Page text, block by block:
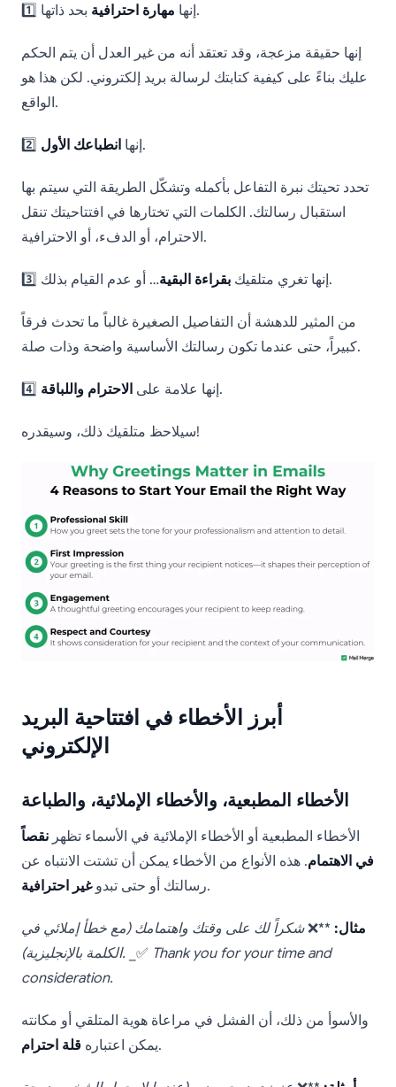
1️⃣ إنها مهارة احترافية بحد ذاتها.
إنها حقيقة مزعجة، وقد تعتقد أنه من غير العدل أن يتم الحكم
عليك بناءً على كيفية كتابتك لرسالة بريد إلكتروني. لكن هذا هو
الواقع.
2️⃣ إنها انطباعك الأول .
تحدد تحيتك نبرة التفاعل بأكمله وتشكّل الطريقة التي سيتم بها
استقبال رسالتك. الكلمات التي تختارها في افتتاحيتك تنقل
الاحترام، أو الدفء، أو الاحترافية.
3️⃣ إنها تغري متلقيك بقراءة البقية … أو عدم القيام بذلك.
من المثير للدهشة أن التفاصيل الصغيرة غالباً ما تحدث فرقاً
كبيراً، حتى عندما تكون رسالتك الأساسية واضحة وذات صلة.
4️⃣ إنها علامة على الاحترام واللباقة .
سيلاحظ متلقيك ذلك، وسيقدره!
أبرز الأخطاء في افتتاحية البريد
الإلكتروني
الأخطاء المطبعية، والأخطاء الإملائية، والطباعة
الأخطاء المطبعية أو الأخطاء الإملائية في الأسماء تظهر نقصاً
في الاهتمام. هذه الأنواع من الأخطاء يمكن أن تشتت الانتباه عن
رسالتك أو حتى تبدوغير احترافية .
مثال: **❌شكراً لك على وقتك واهتمامك (مع خطأ إملائي في
الكلمة بالإنجليزية). _✅ Thank you for your time and
consideration.
والأسوأ من ذلك، أن الفشل في مراعاة هوية المتلقي أو مكانته
يمكن اعتباره قلة احترام .